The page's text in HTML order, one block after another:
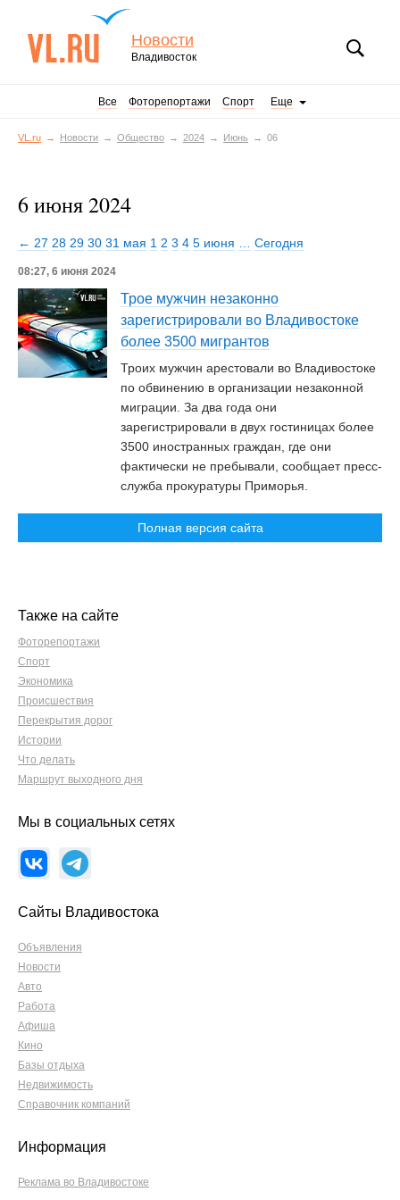
Новости
Владивосток
Все Фоторепортажи Спорт Еще
VL.ru Новости Общество 2024 Июнь 06
6 июня 2024
← 27 28 29 30 31 мая 1 2 3 4 5 июня Сегодня
08:27, 6 июня 2024
Трое мужчин незаконно
зарегистрировали во Владивостоке
более 3500 мигрантов
Троих мужчин арестовали во Владивостоке
по обвинению в организации незаконной
миграции. За два года они
зарегистрировали в двух гостиницах более
3500 иностранных граждан, где они
фактически не пребывали, сообщает пресс-
служба прокуратуры Приморья.
Полная версия сайта
Также на сайте
Фоторепортажи
Спорт
Экономика
Происшествия
Перекрытия дорог
Истории
Что делать
Маршрут выходного дня
Мы в социальных сетях
Сайты Владивостока
Объявления
Новости
Авто
Работа
Афиша
Кино
Базы отдыха
Недвижимость
Справочник компаний
Информация
Реклама во Владивостоке